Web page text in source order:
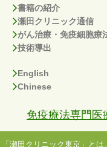
書籍の紹介
瀬田クリニック通信
がん治療・免疫細胞療
技術導出
English
Chinese
免疫療法専門医
「瀬田クリニック東京」と